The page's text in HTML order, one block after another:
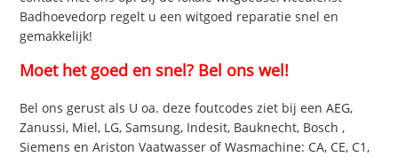
Badhoevedorp regelt u een witgoed reparatie snel en
gemakkelijk!
Moet het goed en snel? Bel ons wel!
Bel ons gerust als U oa. deze foutcodes ziet bij een AEG,
Zanussi, Miel, LG, Samsung, Indesit, Bauknecht, Bosch ,
Siemens en Ariston Vaatwasser of Wasmachine: CA, CE, C1,